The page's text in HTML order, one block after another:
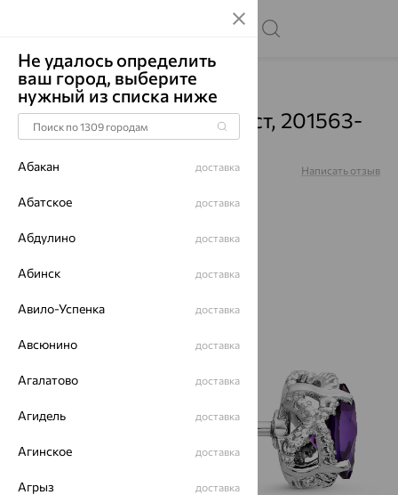
Главная Каталог Серьги Аметист
Серьги, серебро, аметист, 201563-
001-0019
Артикул: Написать отзыв
Не удалось определить
ваш город, выберите
нужный из списка ниже
Абакан доставка
Абатское доставка
Абдулино доставка
Абинск доставка
Авило-Успенка доставка
Авсюнино доставка
Агалатово доставка
Агидель доставка
Агинское доставка
Агрыз доставка